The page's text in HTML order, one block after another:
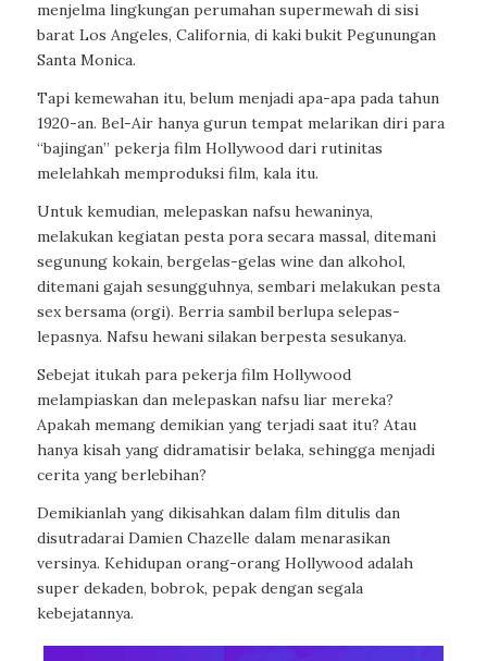
menjelma lingkungan perumahan supermewah di sisi
barat Los Angeles, California, di kaki bukit Pegunungan
Santa Monica.
Tapi kemewahan itu, belum menjadi apa-apa pada tahun
1920-an. Bel-Air hanya gurun tempat melarikan diri para
“bajingan” pekerja film Hollywood dari rutinitas
melelahkah memproduksi film, kala itu.
Untuk kemudian, melepaskan nafsu hewaninya,
melakukan kegiatan pesta pora secara massal, ditemani
segunung kokain, bergelas-gelas wine dan alkohol,
ditemani gajah sesungguhnya, sembari melakukan pesta
sex bersama (orgi). Berria sambil berlupa selepas-
lepasnya. Nafsu hewani silakan berpesta sesukanya.
Sebejat itukah para pekerja film Hollywood
melampiaskan dan melepaskan nafsu liar mereka?
Apakah memang demikian yang terjadi saat itu? Atau
hanya kisah yang didramatisir belaka, sehingga menjadi
cerita yang berlebihan?
Demikianlah yang dikisahkan dalam film ditulis dan
disutradarai Damien Chazelle dalam menarasikan
versinya. Kehidupan orang-orang Hollywood adalah
super dekaden, bobrok, pepak dengan segala
kebejatannya.